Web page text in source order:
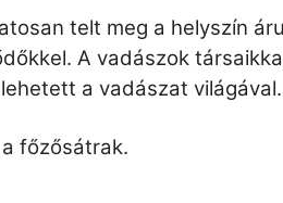
telt meg a helyszín
A vadászok
a vadászat világával.
főzősátrak.